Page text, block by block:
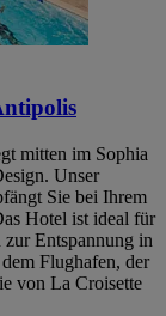
mitten im Sophia
Unser
Sie bei Ihrem
Hotel ist ideal für
Entspannung in
Flughafen, der
von La Croisette